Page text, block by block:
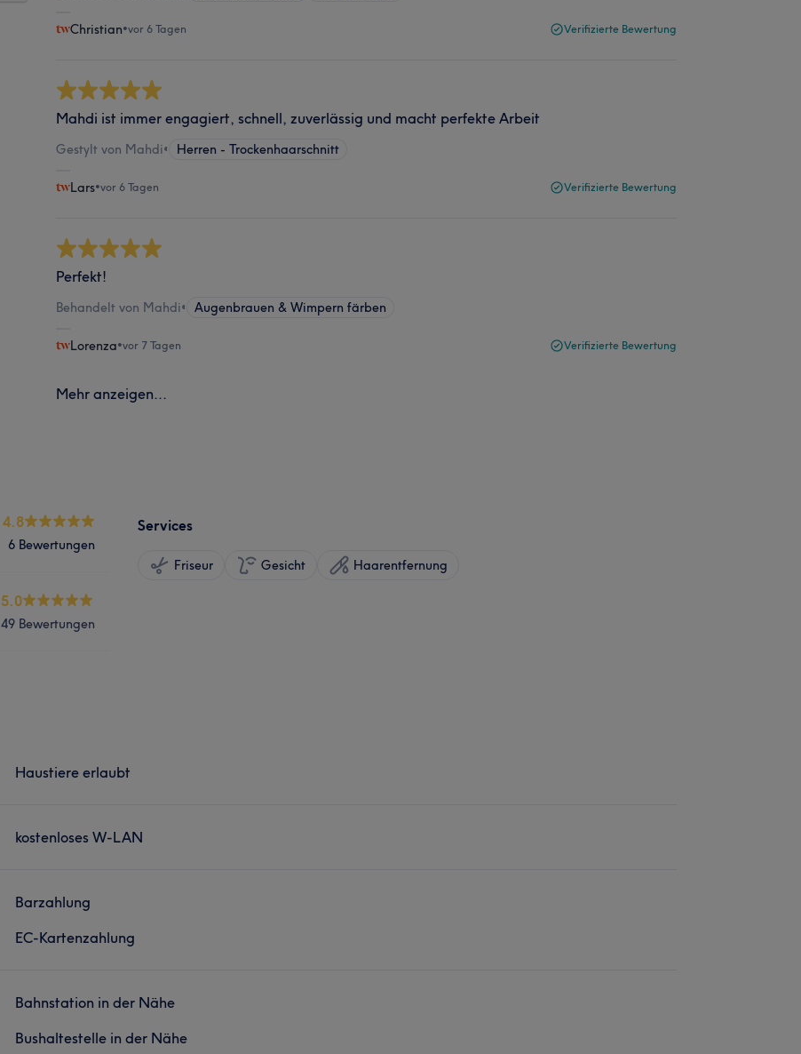
Christian•vor 6 Tagen Verifizierte Bewertung
Mahdi ist immer engagiert, schnell, zuverlässig und macht perfekte Arbeit
Gestylt von Mahdi• Herren - Trockenhaarschnitt
Lars•vor 6 Tagen Verifizierte Bewertung
Perfekt!
Behandelt von Mahdi• Augenbrauen & Wimpern färben
Lorenza•vor 7 Tagen Verifizierte Bewertung
Mehr anzeigen...
4.8
6 Bewertungen
5.0
49 Bewertungen
Services
Friseur Gesicht Haarentfernung
Haustiere erlaubt
kostenloses W-LAN
Barzahlung
EC-Kartenzahlung
Bahnstation in der Nähe
Bushaltestelle in der Nähe